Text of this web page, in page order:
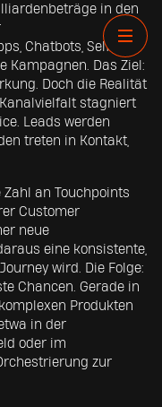
in den
Chatbots, Self-
Kampagnen. Das Ziel:
Doch die Realität
stagniert
Leads werden
treten in Kontakt,
Zahl an Touchpoints
Customer
neue
eine konsistente,
wird. Die Folge:
Chancen. Gerade in
Produkten
in der
oder im
zur